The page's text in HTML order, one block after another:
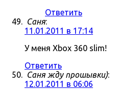
Ответить
Саня:
11.01.2011 в 17:14
У меня Xbox 360 slim!
Ответить
Саня жду прошывки):
12.01.2011 в 06:06